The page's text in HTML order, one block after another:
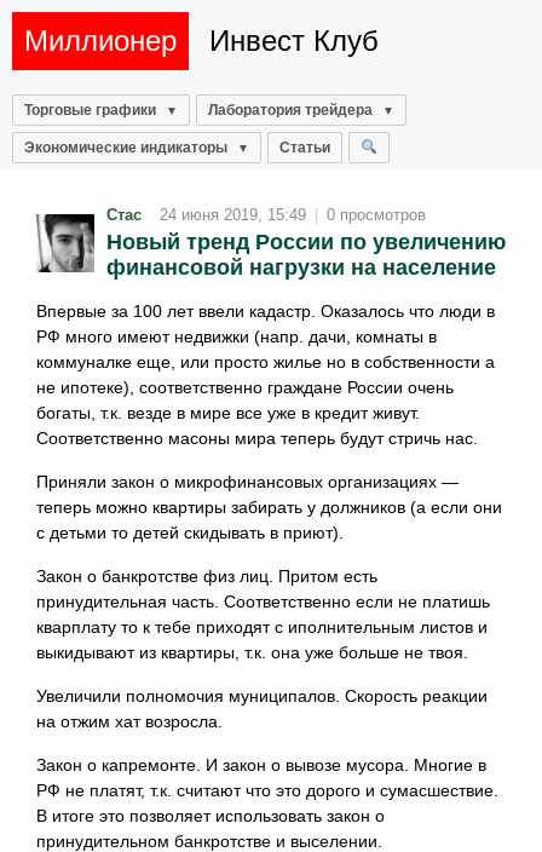
Миллионер Инвест Клуб
Торговые графики Лаборатория трейдера
Экономические индикаторы Статьи
Стас 24 июня 2019, 15:49 0 просмотров
Новый тренд России по увеличению
финансовой нагрузки на население
Впервые за 100 лет ввели кадастр. Оказалось что люди в
РФ много имеют недвижки (напр. дачи, комнаты в
коммуналке еще, или просто жилье но в собственности а
не ипотеке), соответственно граждане России очень
богаты, т.к. везде в мире все уже в кредит живут.
Соответственно масоны мира теперь будут стричь нас.
Приняли закон о микрофинансовых организациях —
теперь можно квартиры забирать у должников (а если они
с детьми то детей скидывать в приют).
Закон о банкротстве физ лиц. Притом есть
принудительная часть. Соответственно если не платишь
кварплату то к тебе приходят с иполнительным листов и
выкидывают из квартиры, т.к. она уже больше не твоя.
Увеличили полномочия муниципалов. Скорость реакции
на отжим хат возросла.
Закон о капремонте. И закон о вывозе мусора. Многие в
РФ не платят, т.к. считают что это дорого и сумасшествие.
В итоге это позволяет использовать закон о
принудительном банкротстве и выселении.